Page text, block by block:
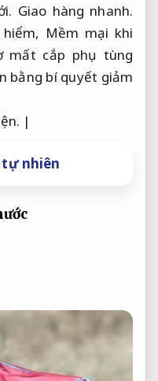
Giao hàng nhanh.
Mềm mại khi
mất cắp phụ tùng
bằng bí quyết giảm
|
tự nhiên